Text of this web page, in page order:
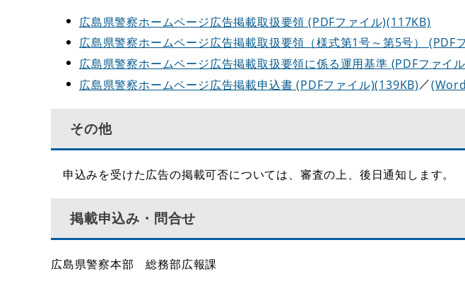
広島県警察ホームページ広告掲載取扱要領 (PDFファイル)(117KB)
広島県警察ホームページ広告掲載取扱要領（様式第1号～第5号） (PDF
広島県警察ホームページ広告掲載取扱要領に係る運用基準 (PDFファイ
広島県警察ホームページ広告掲載申込書 (PDFファイル)(139KB) ／
その他
申込みを受けた広告の掲載可否については、審査の上、後日通知します。
掲載申込み・問合せ
広島県警察本部 総務部広報課